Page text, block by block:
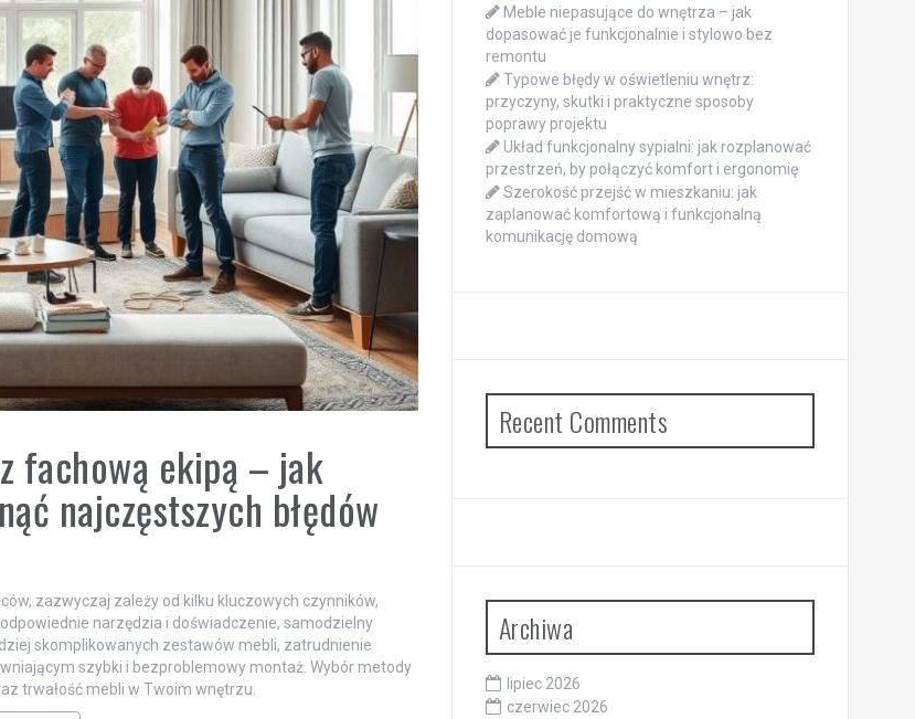
fachową ekipą – jak
najczęstszych błędów
zazwyczaj zależy od kilku kluczowych czynników,
narzędzia i doświadczenie, samodzielny
skomplikowanych zestawów mebli, zatrudnienie
szybki i bezproblemowy montaż. Wybór metody
trwałość mebli w Twoim wnętrzu.
Meble niepasujące do wnętrza – jak
dopasować je funkcjonalnie i stylowo bez
remontu
Typowe błędy w oświetleniu wnętrz:
przyczyny, skutki i praktyczne sposoby
poprawy projektu
Układ funkcjonalny sypialni: jak rozplanować
przestrzeń, by połączyć komfort i ergonomię
Szerokość przejść w mieszkaniu: jak
zaplanować komfortową i funkcjonalną
komunikację domową
Recent Comments
Archiwa
lipiec 2026
czerwiec 2026